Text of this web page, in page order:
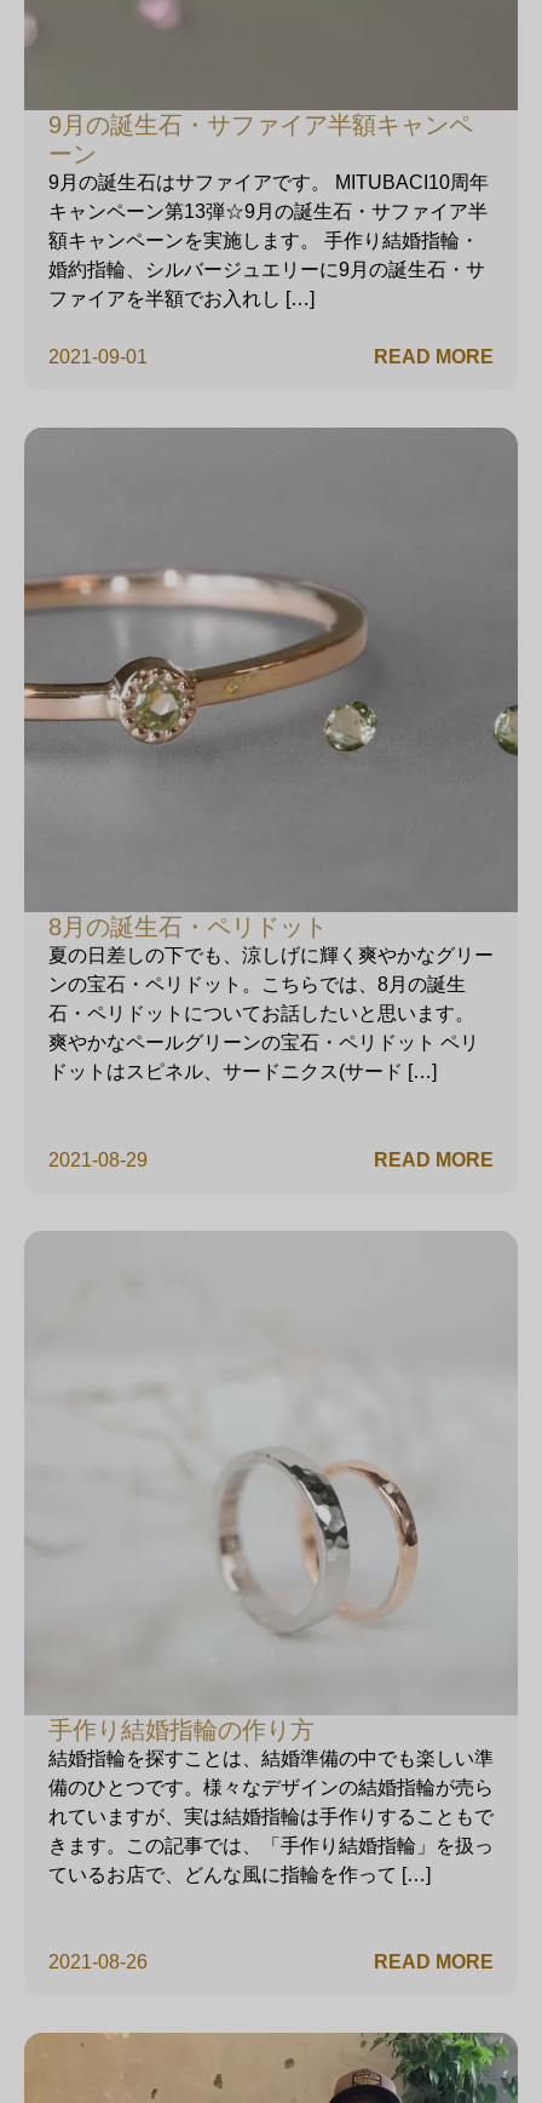
9月の誕生石・サファイア半額キャンペ
ーン
2021-09-01
9月の誕生石はサファイアです。 MITUBACI10周年
キャンペーン第13弾☆9月の誕生石・サファイア半
額キャンペーンを実施します。 手作り結婚指輪・
婚約指輪、シルバージュエリーに9月の誕生石・サ
ファイアを半額でお入れし […]
READ MORE
8月の誕生石・ペリドット
2021-08-29
夏の日差しの下でも、涼しげに輝く爽やかなグリー
ンの宝石・ペリドット。こちらでは、8月の誕生
石・ペリドットについてお話したいと思います。
爽やかなペールグリーンの宝石・ペリドット ペリ
ドットはスピネル、サードニクス(サード […]
READ MORE
手作り結婚指輪の作り方
2021-08-26
結婚指輪を探すことは、結婚準備の中でも楽しい準
備のひとつです。様々なデザインの結婚指輪が売ら
れていますが、実は結婚指輪は手作りすることもで
きます。この記事では、「手作り結婚指輪」を扱っ
ているお店で、どんな風に指輪を作って […]
READ MORE